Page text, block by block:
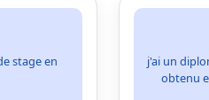
stage en
j'ai un
obtenu